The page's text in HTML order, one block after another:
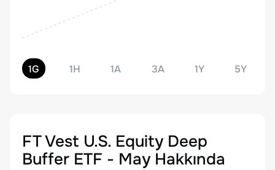
1G 1H 1A 3A 1Y 5Y
FT Vest U.S. Equity Deep
Buffer ETF - May Hakkında